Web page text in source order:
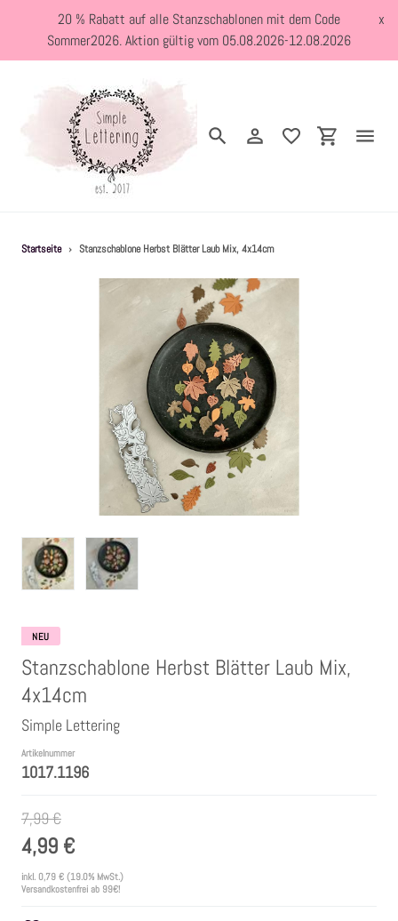
Inhalt
20 % Rabatt auf alle Stanzschablonen mit dem Code
Sommer2026. Aktion gültig vom 05.08.2026-12.08.2026
x
SuchenEinloggen
Embossing Pulver WOW
Kartendeko Embellishments
Präge-, Universal- Maskierschablonen
Papiere
Bänder & Garn
Farben
Zubehör
Startseite › Stanzschablone Herbst Blätter Laub Mix, 4x14cm
NEU
Stanzschablone Herbst Blätter Laub Mix,
4x14cm
Simple Lettering
Artikelnummer
1017.1196
7,99 €
4,99 €
inkl. 0,79 € (19.0% MwSt.)
Versandkostenfrei ab 99€!